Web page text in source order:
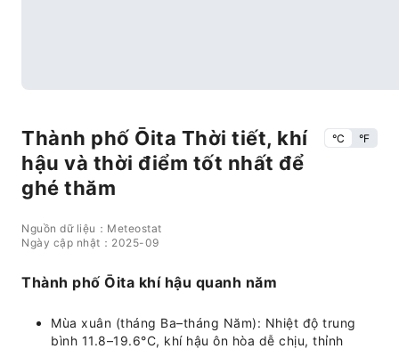
Thành phố Ōita Thời tiết, khí
hậu và thời điểm tốt nhất để
ghé thăm
°C °F
Nguồn dữ liệu：Meteostat
Ngày cập nhật：2025-09
Thành phố Ōita khí hậu quanh năm
Mùa xuân (tháng Ba–tháng Năm): Nhiệt độ trung
bình 11.8–19.6°C, khí hậu ôn hòa dễ chịu, thỉnh